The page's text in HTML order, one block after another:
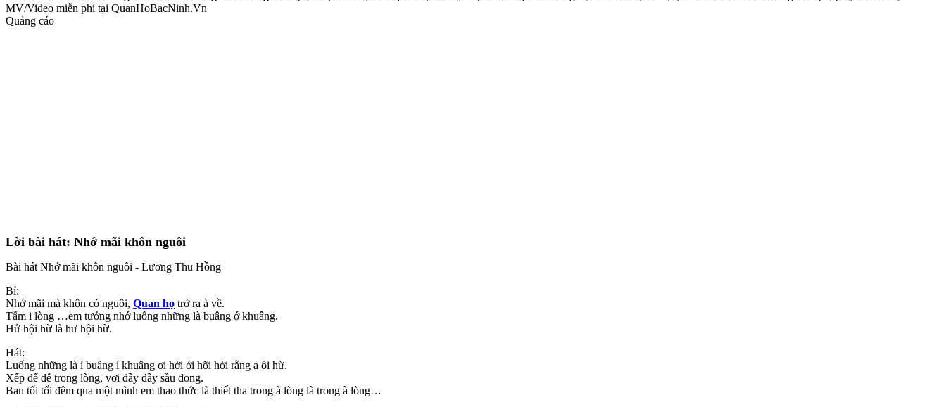
MV/Video miễn phí tại QuanHoBacNinh.Vn
Quảng cáo
Lời bài hát: Nhớ mãi khôn nguôi
Bài hát Nhớ mãi khôn nguôi - Lương Thu Hồng
Bỉ:
Nhớ mãi mà khôn có nguôi, Quan họ trở ra à về.
Tấm i lòng …em tưởng nhớ luống những là buâng ớ khuâng.
Hử hội hừ là hư hội hừ.
Hát:
Luống những là í buâng í khuâng ơi hời ới hỡi hời rằng a ôi hừ.
Xếp để để trong lòng, vơi đầy đầy sầu đong.
Ban tối tối đêm qua một mình em thao thức là thiết tha trong à lòng là trong à lòng…